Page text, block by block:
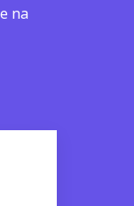
na